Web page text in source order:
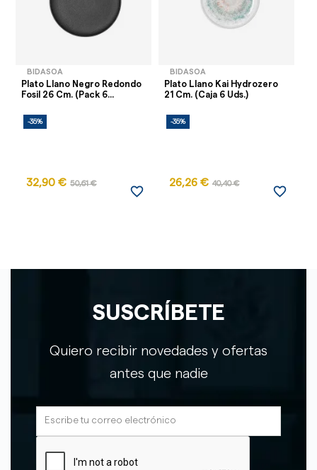
BIDASOA
Plato Llano Negro Redondo
Fosil 26 Cm. (Pack 6...
-35%
32,90 € 50,61 €
favorite_border
BIDASOA
Plato Llano Kai Hydrozero
21 Cm. (Caja 6 Uds.)
-35%
26,26 € 40,40 €
favorite_border
SUSCRÍBETE
Quiero recibir novedades y ofertas
antes que nadie